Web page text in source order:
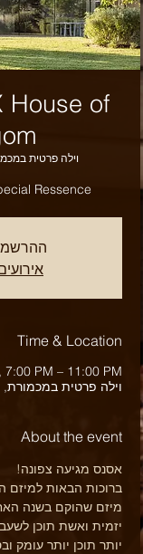
House of
וילה פרטית
Ressence
Time & Location
PM – 11:00 PM
וילה פרטית
About the event
אסנס מגיעה צפונה!
ברוכות הבאות למיזם
מיזם שהוקם בשנה
יזמית ואשת תוכן
יותר תוכן יותר עומק